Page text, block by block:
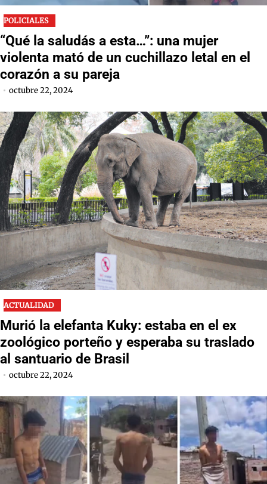
POLICIALES
“Qué la saludás a esta…”: una mujer
violenta mató de un cuchillazo letal en el
corazón a su pareja
octubre 22, 2024
ACTUALIDAD
Murió la elefanta Kuky: estaba en el ex
zoológico porteño y esperaba su traslado
al santuario de Brasil
octubre 22, 2024